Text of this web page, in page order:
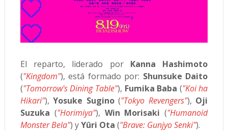
El reparto, liderado por Kanna Hashimoto
("Kingdom"), está formado por: Shunsuke Daito
("Tomorrow's Dining Table"), Fumika Baba ("Koi ha
Hikari"),Yosuke Sugino("Tokyo Revengers"), Oji
Suzuka ("Horimiya"), Win Morisaki ("Humanoid
Monster Bela") yYûri Ota ("Brave: Gunjyo Senki").